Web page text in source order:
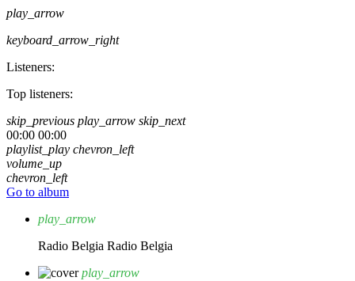
play_arrow
keyboard_arrow_right
Listeners:
Top listeners:
skip_previous play_arrow skip_next
00:00 00:00
playlist_play chevron_left
volume_up
chevron_left
Go to album
play_arrow
Radio Belgia Radio Belgia
play_arrow